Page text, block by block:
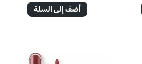
أضف إلى السلة